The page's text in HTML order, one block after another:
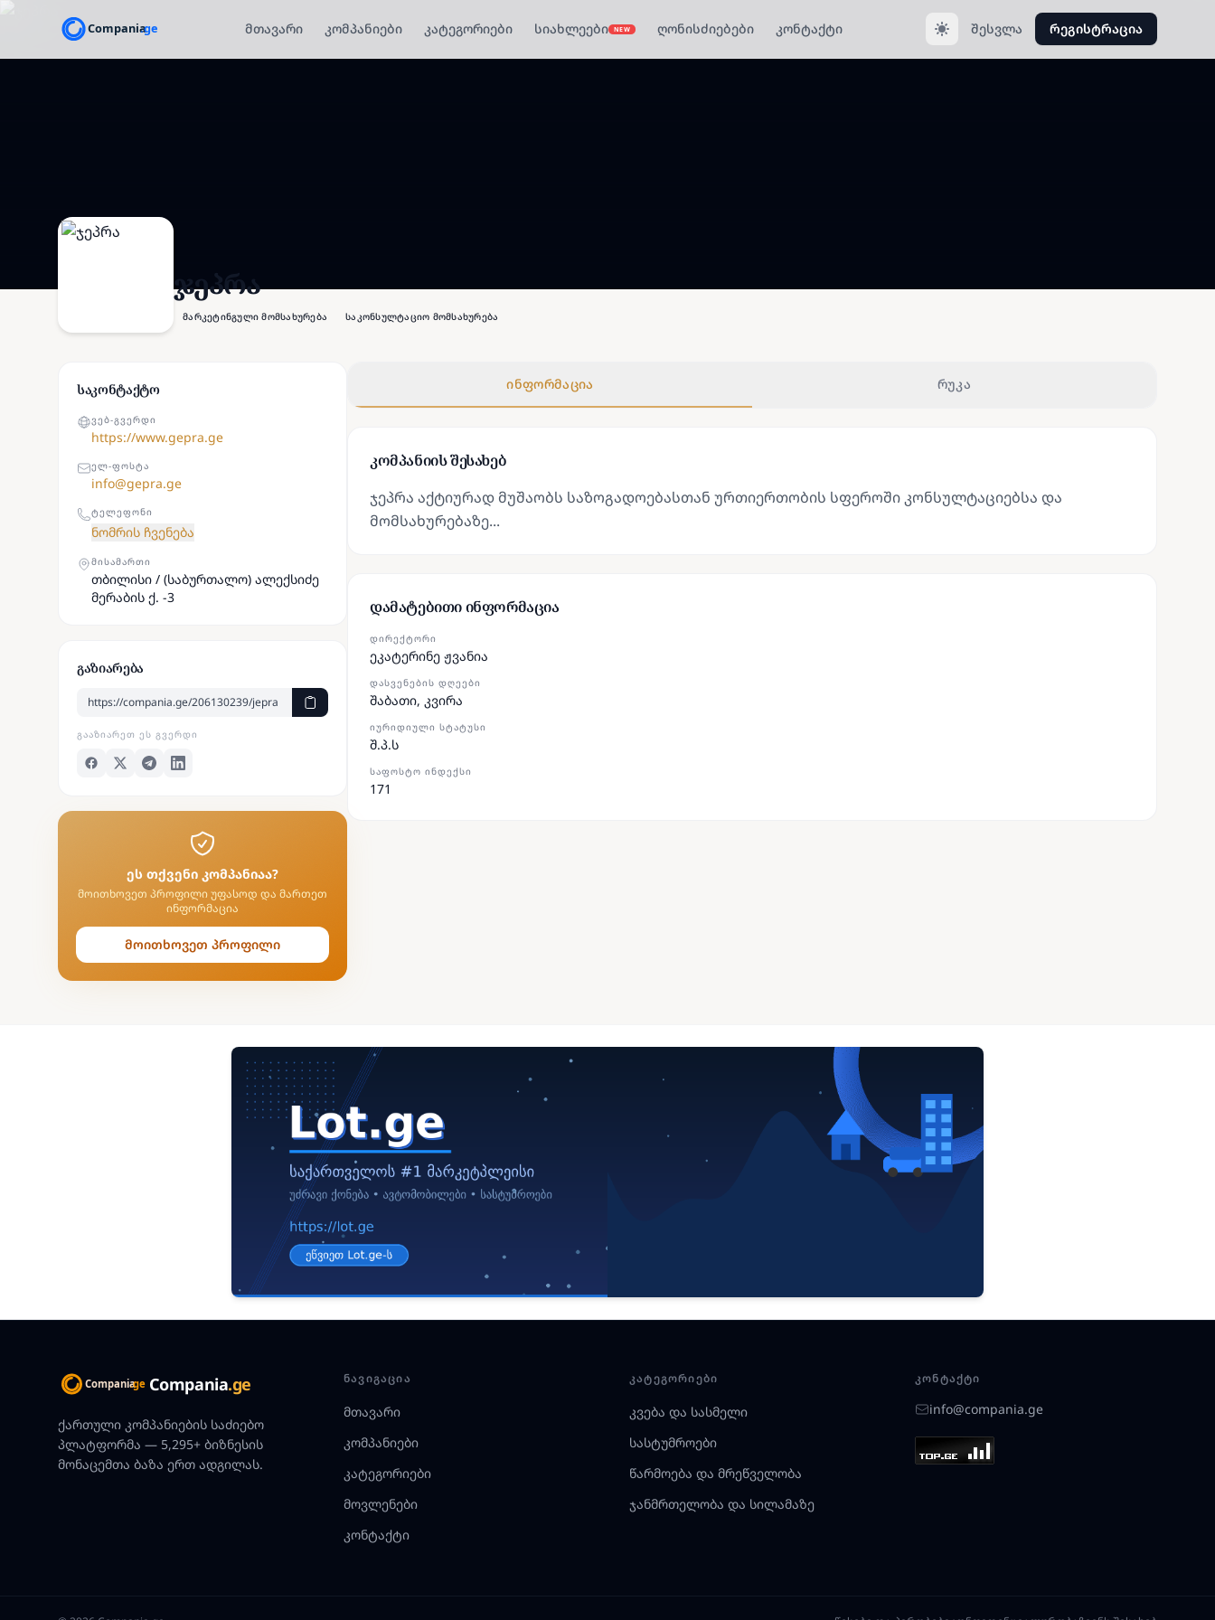
მთავარი კომპანიები კატეგორიები სიახლეები NEW ღონისძიებები კონტაქტი შესვლა რეგისტრაცია
ჯეპრა
მარკეტინგული მომსახურება საკონსულტაციო მომსახურება
საკონტაქტო
ᲕᲔᲑ-ᲒᲕᲔᲠᲓᲘ
https://www.gepra.ge
ᲔᲚ-ᲤᲝᲡᲢᲐ
info@gepra.ge
ᲢᲔᲚᲔᲤᲝᲜᲘ
ნომრის ჩვენება
ᲛᲘᲡᲐᲛᲐᲠᲗᲘ
თბილისი / (საბურთალო) ალექსიძე
მერაბის ქ. -3
გაზიარება
ᲒᲐᲐᲖᲘᲐᲠᲔᲗ ᲔᲡ ᲒᲕᲔᲠᲓᲘ
ეს თქვენი კომპანიაა?
მოითხოვეთ პროფილი უფასოდ და მართეთ
ინფორმაცია
მოითხოვეთ პროფილი
ინფორმაცია რუკა
კომპანიის შესახებ
ჯეპრა აქტიურად მუშაობს საზოგადოებასთან ურთიერთობის სფეროში კონსულტაციებსა და
მომსახურებაზე...
დამატებითი ინფორმაცია
ᲓᲘᲠᲔᲥᲢᲝᲠᲘ
ეკატერინე ჟვანია
ᲓᲐᲡᲕᲔᲜᲔᲑᲘᲡ ᲓᲦᲔᲔᲑᲘ
შაბათი, კვირა
ᲘᲣᲠᲘᲓᲘᲣᲚᲘ ᲡᲢᲐᲢᲣᲡᲘ
შ.პ.ს
ᲡᲐᲤᲝᲡᲢᲝ ᲘᲜᲓᲔᲥᲡᲘ
171
Compania.ge
ქართული კომპანიების საძიებო
პლატფორმა — 5,295+ ბიზნესის
მონაცემთა ბაზა ერთ ადგილას.
ᲜᲐᲕᲘᲒᲐᲪᲘᲐ
მთავარი
კომპანიები
კატეგორიები
მოვლენები
კონტაქტი
ᲙᲐᲢᲔᲒᲝᲠᲘᲔᲑᲘ
კვება და სასმელი
სასტუმროები
წარმოება და მრეწველობა
ჯანმრთელობა და სილამაზე
ᲙᲝᲜᲢᲐᲥᲢᲘ
info@compania.ge